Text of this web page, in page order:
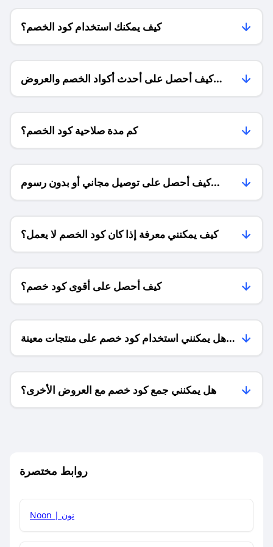
كيف يمكنك استخدام كود الخصم؟
كيف أحصل على أحدث أكواد الخصم والعروض
للمتاجر؟
كم مدة صلاحية كود الخصم؟
كيف أحصل على توصيل مجاني أو بدون رسوم
الشحن ؟
كيف يمكنني معرفة إذا كان كود الخصم لا يعمل؟
كيف أحصل على أقوى كود خصم؟
هل يمكنني استخدام كود خصم على منتجات معينة
فقط؟
هل يمكنني جمع كود خصم مع العروض الأخرى؟
روابط مختصرة
Noon | نون